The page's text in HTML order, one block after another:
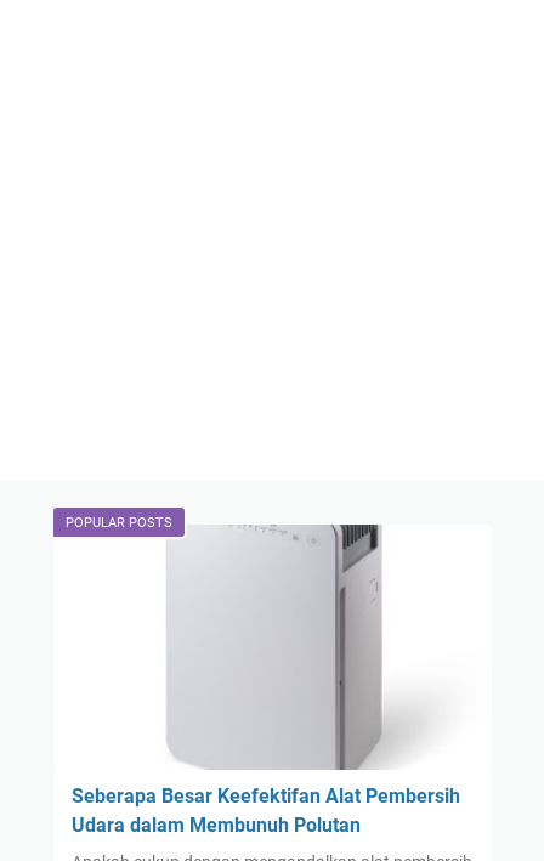
POPULAR POSTS
Seberapa Besar Keefektifan Alat Pembersih
Udara dalam Membunuh Polutan